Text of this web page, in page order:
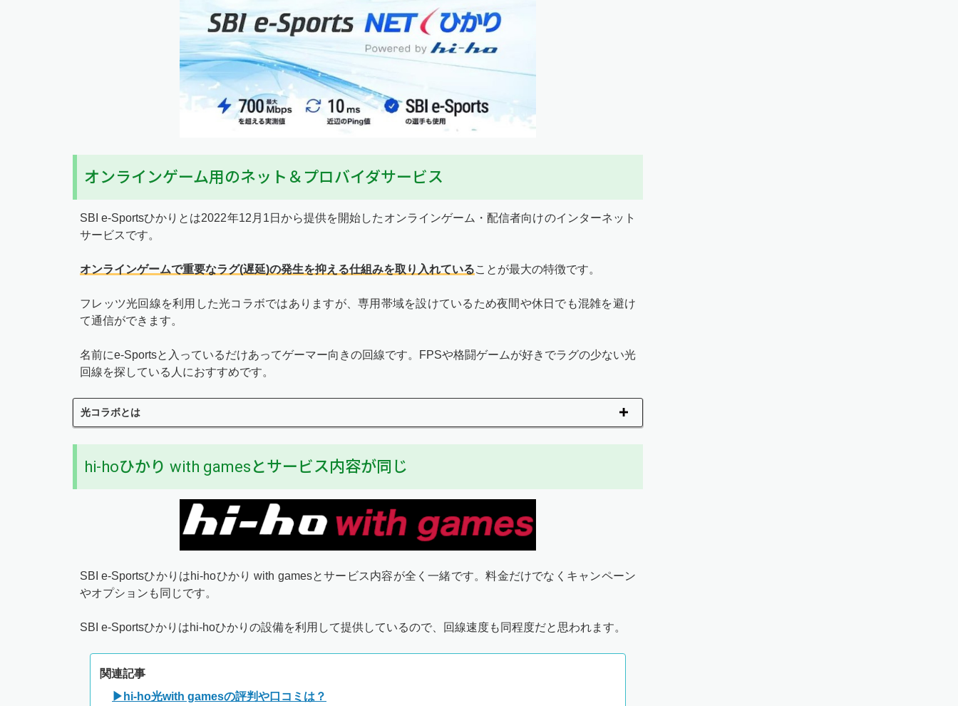
オンラインゲーム用のネット＆プロバイダサービス
SBI e-Sportsひかりとは2022年12月1日から提供を開始したオンラインゲーム・配信者向けのインターネット
サービスです。
オンラインゲームで重要なラグ(遅延)の発生を抑える仕組みを取り入れていることが最大の特徴です。
フレッツ光回線を利用した光コラボではありますが、専用帯域を設けているため夜間や休日でも混雑を避け
て通信ができます。
名前にe-Sportsと入っているだけあってゲーマー向きの回線です。FPSや格闘ゲームが好きでラグの少ない光
回線を探している人におすすめです。
光コラボとは
hi-hoひかり with gamesとサービス内容が同じ
SBI e-Sportsひかりはhi-hoひかり with gamesとサービス内容が全く一緒です。料金だけでなくキャンペーン
やオプションも同じです。
SBI e-Sportsひかりはhi-hoひかりの設備を利用して提供しているので、回線速度も同程度だと思われます。
関連記事
▶hi-ho光with gamesの評判や口コミは？